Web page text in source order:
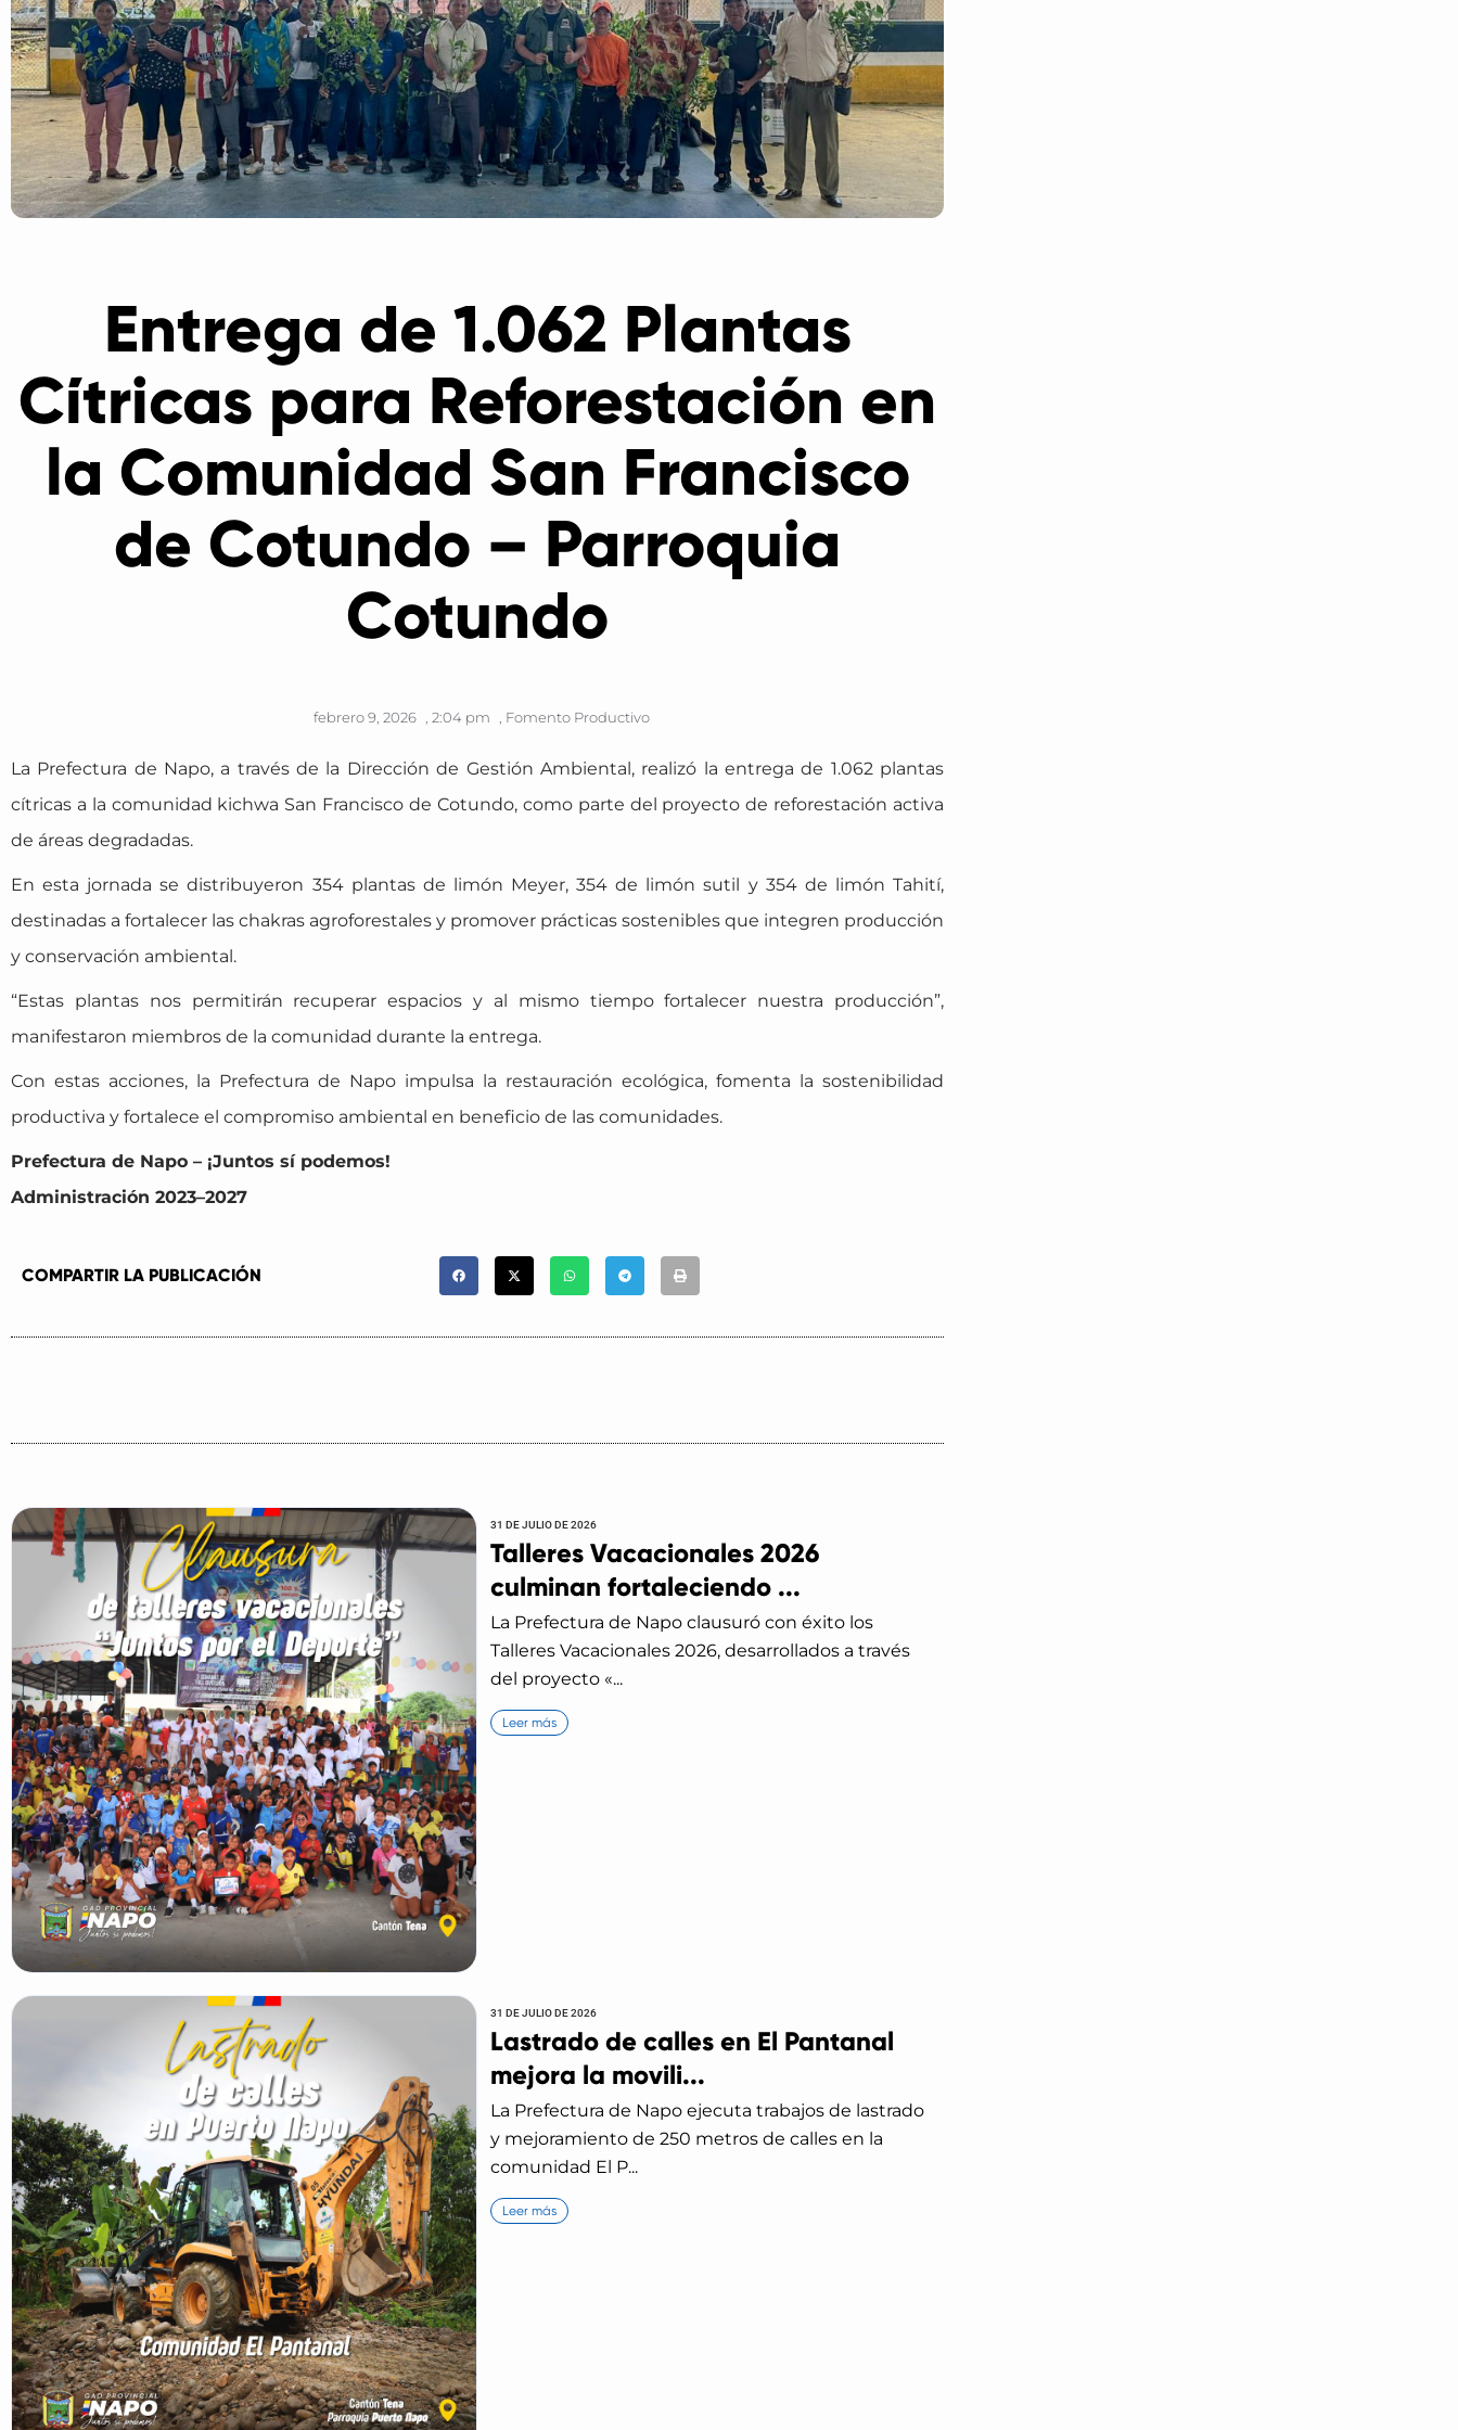
Entrega de 1.062 Plantas
Cítricas para Reforestación en
la Comunidad San Francisco
de Cotundo – Parroquia
Cotundo
febrero 9, 2026 2:04 pm Fomento Productivo
La Prefectura de Napo, a través de la Dirección de Gestión Ambiental, realizó la entrega de 1.062 plantas
cítricas a la comunidad kichwa San Francisco de Cotundo, como parte del proyecto de reforestación activa
de áreas degradadas.
En esta jornada se distribuyeron 354 plantas de limón Meyer, 354 de limón sutil y 354 de limón Tahití,
destinadas a fortalecer las chakras agroforestales y promover prácticas sostenibles que integren producción
y conservación ambiental.
“Estas plantas nos permitirán recuperar espacios y al mismo tiempo fortalecer nuestra producción”,
manifestaron miembros de la comunidad durante la entrega.
Con estas acciones, la Prefectura de Napo impulsa la restauración ecológica, fomenta la sostenibilidad
productiva y fortalece el compromiso ambiental en beneficio de las comunidades.
Prefectura de Napo – ¡Juntos sí podemos!
Administración 2023–2027
COMPARTIR LA PUBLICACIÓN
31 DE JULIO DE 2026
Talleres Vacacionales 2026
culminan fortaleciendo ...
La Prefectura de Napo clausuró con éxito los
Talleres Vacacionales 2026, desarrollados a través
del proyecto «...
Leer más
31 DE JULIO DE 2026
Lastrado de calles en El Pantanal
mejora la movili...
La Prefectura de Napo ejecuta trabajos de lastrado
y mejoramiento de 250 metros de calles en la
comunidad El P...
Leer más